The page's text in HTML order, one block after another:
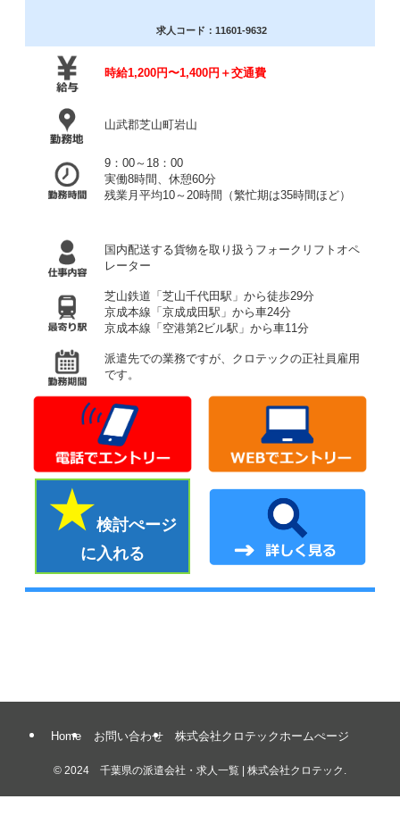
求人コード：11601-9632
時給1,200円〜1,400円＋交通費
山武郡芝山町岩山
9：00～18：00
実働8時間、休憩60分
残業月平均10～20時間（繁忙期は35時間ほど）
国内配送する貨物を取り扱うフォークリフトオペ
レーター
芝山鉄道「芝山千代田駅」から徒歩29分
京成本線「京成成田駅」から車24分
京成本線「空港第2ビル駅」から車11分
派遣先での業務ですが、クロテックの正社員雇用
です。
検討ぺージ
に入れる
Home お問い合わせ 株式会社クロテックホームぺージ
© 2024 千葉県の派遣会社・求人一覧 | 株式会社クロテック.